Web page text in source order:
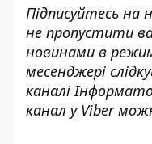
Підписуйтесь на
не пропустити
новинами в
месенджері
каналі
канал у Viber